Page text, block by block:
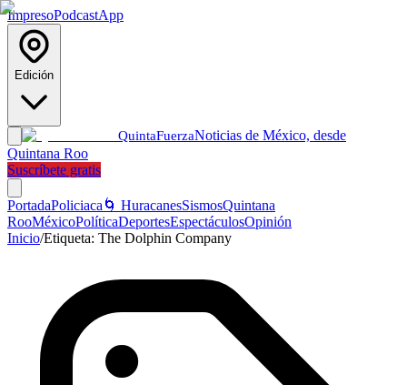
ImpresoPodcastApp
Edición
QuintaFuerzaNoticias de México, desde
Quintana Roo
Suscríbete gratis
PortadaPoliciaca 🌀 HuracanesSismosQuintana
RooMéxicoPolíticaDeportesEspectáculosOpinión
Inicio/Etiqueta: The Dolphin Company